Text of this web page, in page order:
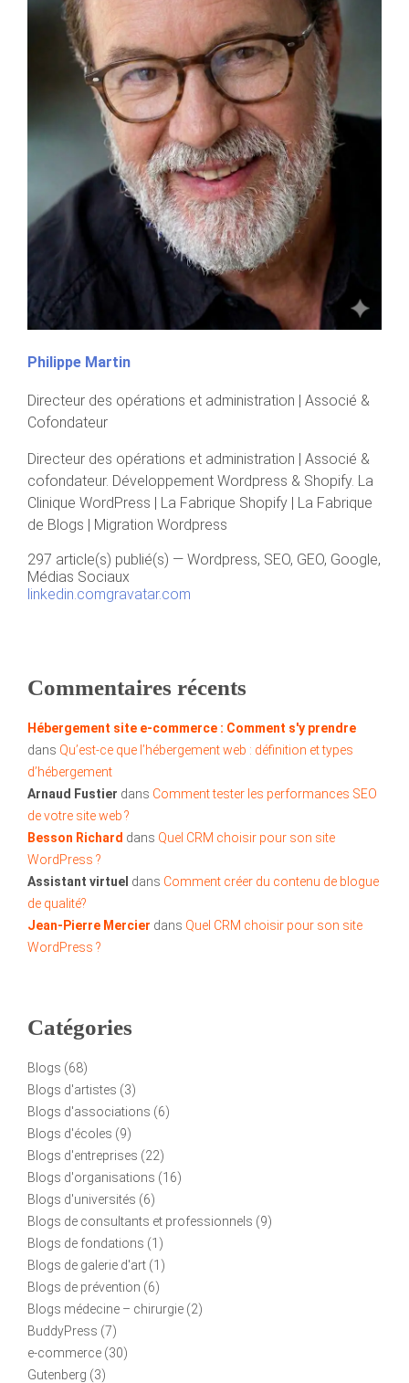
Philippe Martin
Directeur des opérations et administration | Associé &
Cofondateur
Directeur des opérations et administration | Associé &
cofondateur. Développement Wordpress & Shopify. La
Clinique WordPress | La Fabrique Shopify | La Fabrique
de Blogs | Migration Wordpress
297 article(s) publié(s) — Wordpress, SEO, GEO, Google,
Médias Sociaux
linkedin.comgravatar.com
Commentaires récents
Hébergement site e-commerce : Comment s'y prendre
dans Qu’est-ce que l’hébergement web : définition et types
d’hébergement
Arnaud Fustier dans Comment tester les performances SEO
de votre site web ?
Besson Richard dans Quel CRM choisir pour son site
WordPress ?
Assistant virtuel dans Comment créer du contenu de blogue
de qualité?
Jean-Pierre Mercier dans Quel CRM choisir pour son site
WordPress ?
Catégories
Blogs (68)
Blogs d'artistes (3)
Blogs d'associations (6)
Blogs d'écoles (9)
Blogs d'entreprises (22)
Blogs d'organisations (16)
Blogs d'universités (6)
Blogs de consultants et professionnels (9)
Blogs de fondations (1)
Blogs de galerie d'art (1)
Blogs de prévention (6)
Blogs médecine – chirurgie (2)
BuddyPress (7)
e-commerce (30)
Gutenberg (3)